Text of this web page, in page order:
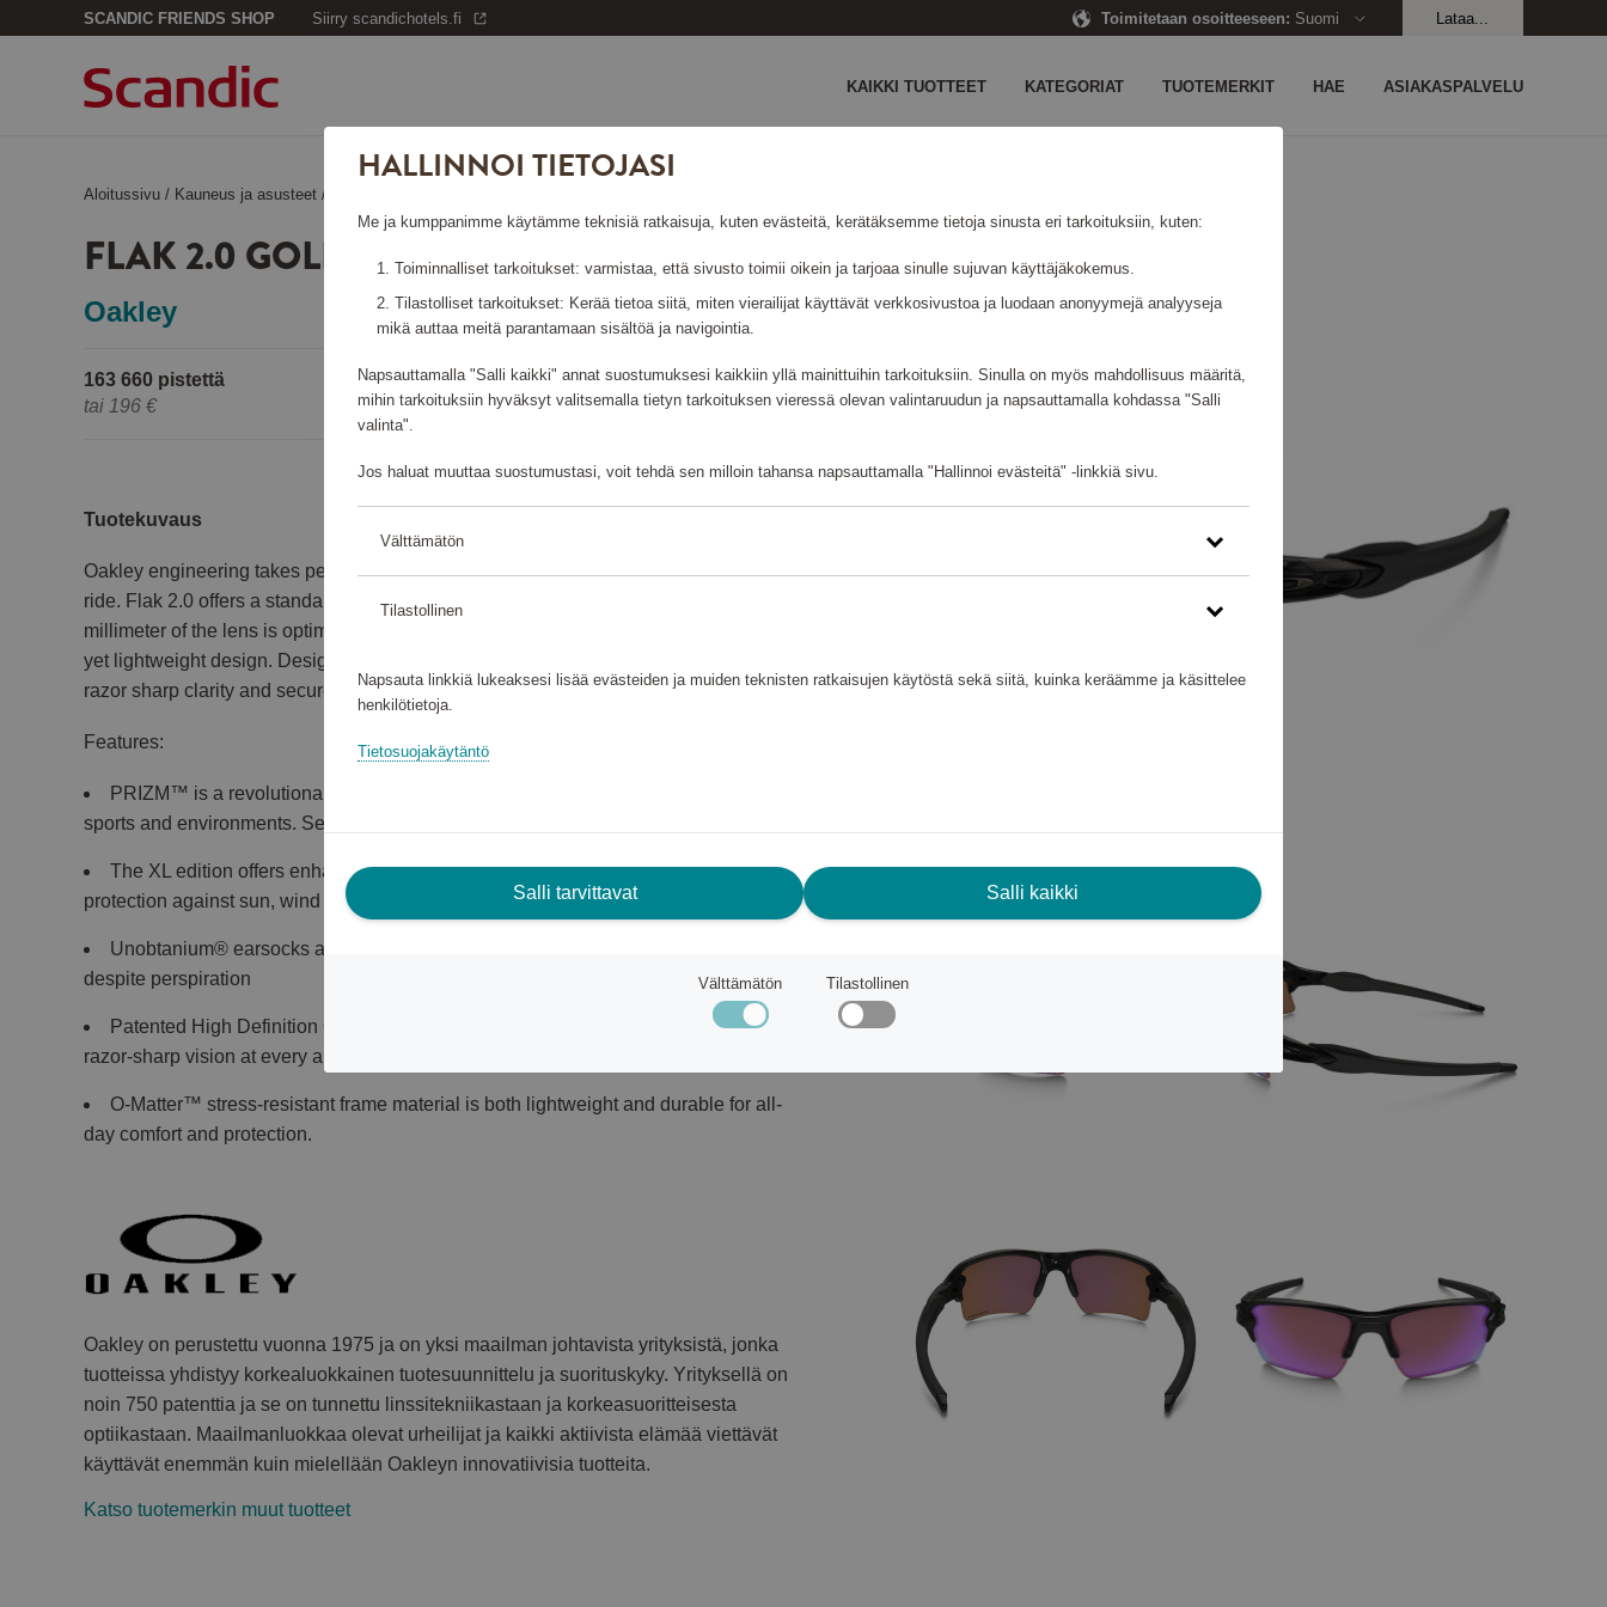
SCANDIC FRIENDS SHOP Siirry scandichotels.fi Toimitetaan osoitteeseen: Suomi Lataa...
KAIKKI TUOTTEET KATEGORIAT TUOTEMERKIT HAE ASIAKASPALVELU
Aloitussivu / Kauneus ja asusteet /
FLAK 2.0 GOLF POLISHED BLACK
Oakley
163 660 pistettä
tai 196 €
Kirjaudu sisään ja tilaa
Tuotekuvaus
Oakley engineering takes performance to the next level and brings style along for the
ride. Flak 2.0 offers a standard size frame with enhanced lens coverage, and every
millimeter of the lens is optimized with High Definition Optics® in a ruggedly durable
yet lightweight design. Designed to push your limits with patented XYZ Optics® for
razor sharp clarity and secure grip of Unobtanium®
Features:
PRIZM™ is a revolutionary lens technology that fine-tunes vision for specific
sports and environments. See what you’ve been missing.
The XL edition offers enhanced lens coverage and specialized lens curvature for
protection against sun, wind and impact.
Unobtanium® earsocks and nosepads keep glasses in place, increasing grip
despite perspiration
Patented High Definition Optics® (HDO®) provides superior optical clarity and
razor-sharp vision at every angle.
O-Matter™ stress-resistant frame material is both lightweight and durable for all-
day comfort and protection.
Oakley on perustettu vuonna 1975 ja on yksi maailman johtavista yrityksistä, jonka
tuotteissa yhdistyy korkealuokkainen tuotesuunnittelu ja suorituskyky. Yrityksellä on
noin 750 patenttia ja se on tunnettu linssitekniikastaan ja korkeasuoritteisesta
optiikastaan. Maailmanluokkaa olevat urheilijat ja kaikki aktiivista elämää viettävät
käyttävät enemmän kuin mielellään Oakleyn innovatiivisia tuotteita.
Katso tuotemerkin muut tuotteet
HALLINNOI TIETOJASI
Me ja kumppanimme käytämme teknisiä ratkaisuja, kuten evästeitä, kerätäksemme tietoja sinusta eri tarkoituksiin, kuten:
Toiminnalliset tarkoitukset: varmistaa, että sivusto toimii oikein ja tarjoaa sinulle sujuvan käyttäjäkokemus.
Tilastolliset tarkoitukset: Kerää tietoa siitä, miten vierailijat käyttävät verkkosivustoa ja luodaan anonyymejä analyyseja
mikä auttaa meitä parantamaan sisältöä ja navigointia.
Napsauttamalla "Salli kaikki" annat suostumuksesi kaikkiin yllä mainittuihin tarkoituksiin. Sinulla on myös mahdollisuus määritä,
mihin tarkoituksiin hyväksyt valitsemalla tietyn tarkoituksen vieressä olevan valintaruudun ja napsauttamalla kohdassa "Salli
valinta".
Jos haluat muuttaa suostumustasi, voit tehdä sen milloin tahansa napsauttamalla "Hallinnoi evästeitä" -linkkiä sivu.
Välttämätön
Tilastollinen
Napsauta linkkiä lukeaksesi lisää evästeiden ja muiden teknisten ratkaisujen käytöstä sekä siitä, kuinka keräämme ja käsittelee
henkilötietoja.
Tietosuojakäytäntö
Salli tarvittavat Salli kaikki
Välttämätön Tilastollinen